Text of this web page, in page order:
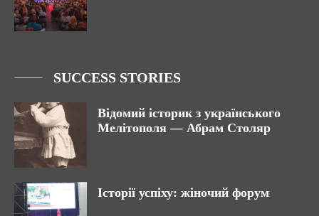
SUCCESS STORIES
Відомий історик з українського
Мелітополя — Абрам Столяр
Історії успіху: жіночий форум